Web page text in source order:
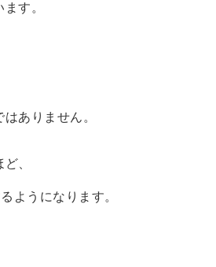
す。
ありません。
、
ようになります。